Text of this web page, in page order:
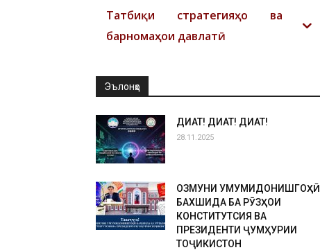
Татбиқи стратегияҳо ва
барномаҳои давлатӣ
Эълонҳо
ДИҚҚАТ! ДИҚҚАТ! ДИҚҚАТ!
28.11.2025
ОЗМУНИ УМУМИДОНИШГОҲӢ
БАХШИДА БА РӮЗҲОИ
КОНСТИТУТСИЯ ВА
ПРЕЗИДЕНТИ ҶУМҲУРИИ
ТОҶИКИСТОН